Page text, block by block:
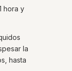
hora y
la
hasta